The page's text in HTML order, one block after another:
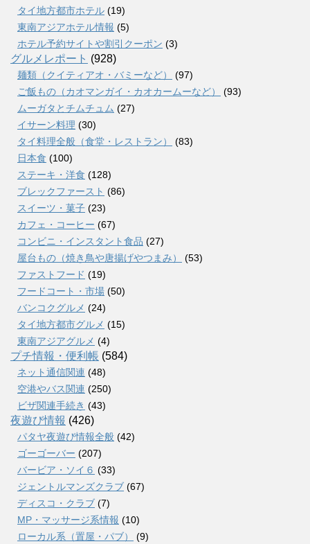
タイ地方都市ホテル (19)
東南アジアホテル情報 (5)
ホテル予約サイトや割引クーポン (3)
グルメレポート (928)
麺類（クイティアオ・バミーなど）
(97)
ご飯もの（カオマンガイ・カオカームーなど）
(93)
ムーガタとチムチュム (27)
イサーン料理 (30)
タイ料理全般（食堂・レストラン）
(83)
日本食 (100)
ステーキ・洋食 (128)
ブレックファースト (86)
スイーツ・菓子 (23)
カフェ・コーヒー (67)
コンビニ・インスタント食品 (27)
屋台もの（焼き鳥や唐揚げやつまみ）
(53)
ファストフード (19)
フードコート・市場 (50)
バンコクグルメ (24)
タイ地方都市グルメ (15)
東南アジアグルメ (4)
プチ情報・便利帳 (584)
ネット通信関連 (48)
空港やバス関連 (250)
ビザ関連手続き (43)
夜遊び情報 (426)
パタヤ夜遊び情報全般 (42)
ゴーゴーバー (207)
バービア・ソイ６ (33)
ジェントルマンズクラブ (67)
ディスコ・クラブ (7)
MP・マッサージ系情報 (10)
ローカル系（置屋・パブ）
(9)